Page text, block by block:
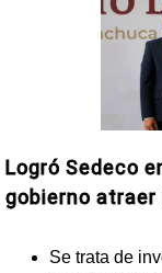
Logró Sedeco
gobierno atraer
Se trata de